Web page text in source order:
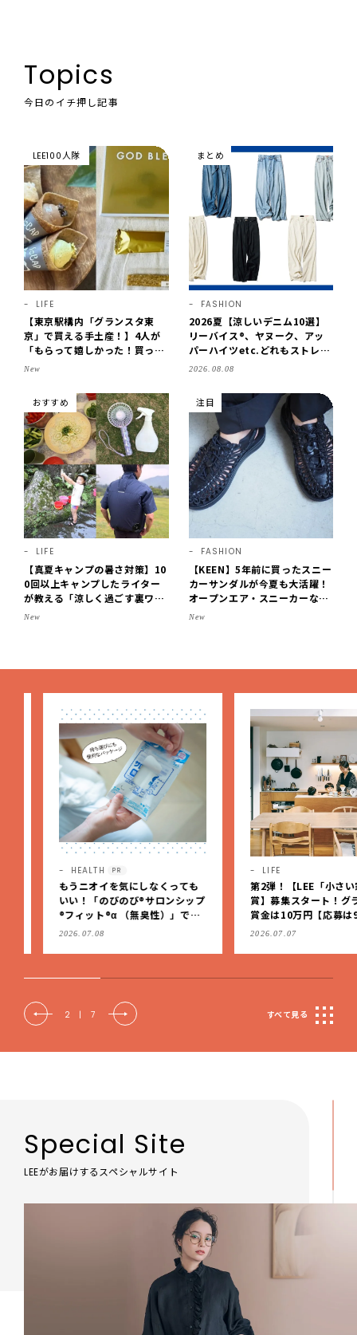
Topics
今日のイチ押し記事
LEE100人隊
LIFE
【東京駅構内「グランスタ東
京」で買える手土産！】4人が
「もらって嬉しかった！買って
よかった」スイーツを拝見♪G
菓子、SOBAPのミニクレー
プ…etc.【2026】
New
まとめ
FASHION
2026夏【涼しいデニム10選】
リーバイス®、ヤヌーク、アッ
パーハイツetc.どれもストレス
フリーなはき心地！
2026.08.08
おすすめ
LIFE
【真夏キャンプの暑さ対策】10
0回以上キャンプしたライター
が教える「涼しく過ごす裏ワ
ザ」8選！効果を実感したアイ
New
注目
FASHION
【KEEN】5年前に買ったスニー
カーサンダルが今夏も大活躍！
オープンエア・スニーカーなら
涼しくて歩きやすい【LEE編集
New
HEALTH PR
もうニオイを気にしなくっても
いい！「のびのび®サロンシップ
®フィット®α （無臭性）」で、
肩こりや足腰のダルさを出先で
2026.07.08
LIFE
第2弾！【LEE「小さい家
賞】募集スタート！グラン
賞金は10万円【応募は9月
（日）まで】
2026.07.07
2 | 7 すべて見る
Special Site
LEEがお届けするスペシャルサイト